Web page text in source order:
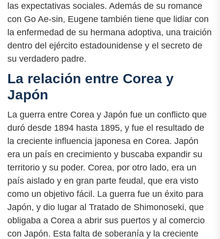
las expectativas sociales. Además de su romance
con Go Ae-sin, Eugene también tiene que lidiar con
la enfermedad de su hermana adoptiva, una traición
dentro del ejército estadounidense y el secreto de
su verdadero padre.
La relación entre Corea y
Japón
La guerra entre Corea y Japón fue un conflicto que
duró desde 1894 hasta 1895, y fue el resultado de
la creciente influencia japonesa en Corea. Japón
era un país en crecimiento y buscaba expandir su
territorio y su poder. Corea, por otro lado, era un
país aislado y en gran parte feudal, que era visto
como un objetivo fácil. La guerra fue un éxito para
Japón, y dio lugar al Tratado de Shimonoseki, que
obligaba a Corea a abrir sus puertos y al comercio
con Japón. Esta falta de soberanía y la creciente